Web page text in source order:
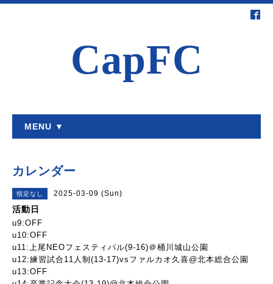
CapFC
MENU ▼
カレンダー
指定なし 2025-03-09 (Sun)
活動日
u9:OFF
u10:OFF
u11:上尾NEOフェスティバル(9-16)＠桶川城山公園
u12:練習試合11人制(13-17)vsファルカオ久喜@北本総合公園
u13:OFF